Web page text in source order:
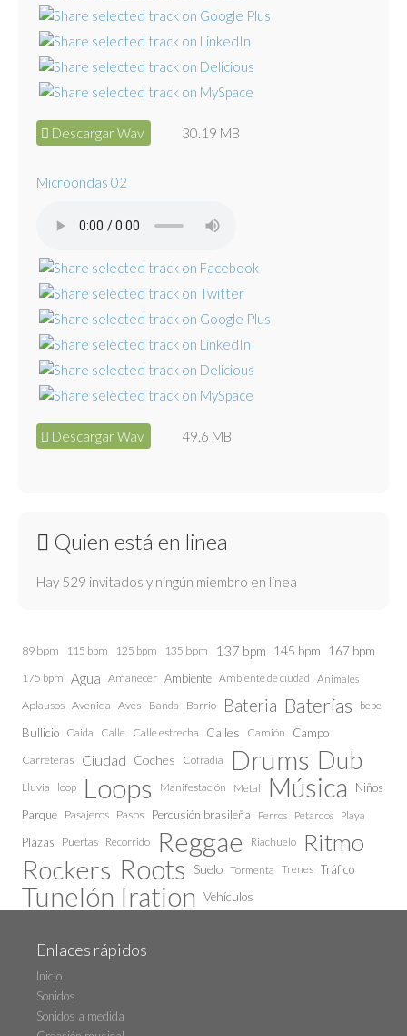
Descargar Wav 30.19 MB
Microondas 02
Descargar Wav 49.6 MB
Quien está en linea
Hay 529 invitados y ningún miembro en línea
89 bpm 115 bpm 125 bpm 135 bpm 137 bpm 145 bpm 167 bpm
175 bpm Agua Amanecer Ambiente Ambiente de ciudad Animales
Aplausos Avenida Aves Banda Barrio Bateria Baterías bebe
Bullicio Caida Calle Calle estrecha Calles Camión Campo
Carreteras Ciudad Coches Cofradía Drums Dub
Lluvia loop Loops Manifestación Metal Música
Niños
Parque Pasajeros Pasos Percusión brasileña Perros Petardos Playa
Plazas Puertas Recorrido Reggae Riachuelo Ritmo
Rockers Roots Suelo Tormenta Trenes Tráfico
Tunelón Iration Vehículos
Enlaces rápidos
Inicio
Sonidos
Sonidos a medida